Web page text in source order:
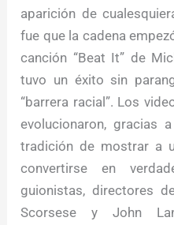
aparición de
fue que la cadena
canción “Beat It” de
tuvo un éxito sin
“barrera racial”. Los
evolucionaron, gracias
tradición de mostrar a
convertirse en
guionistas, directores
Scorsese y John